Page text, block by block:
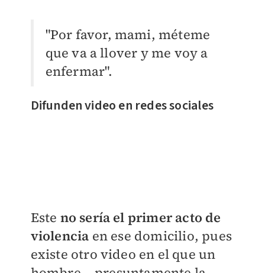
"Por favor, mami, méteme
que va a llover y me voy a
enfermar".
Difunden video en redes sociales
Este no sería el primer acto de
violencia en ese domicilio, pues
existe otro video en el que un